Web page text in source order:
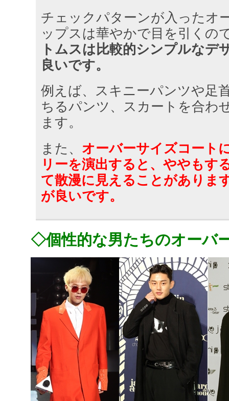
チェックパターンが入ったオ
ップスは華やかで目を引くの
トムスは比較的シンプルなデ
良いです。
例えば、スキニーパンツや足
ちるパンツ、スカートを合わ
ます。
また、 オーバーサイズコート
リーを演出すると、ややもす
て散漫に見えることがありま
が良いです。
◇個性的な男たちのオーバ